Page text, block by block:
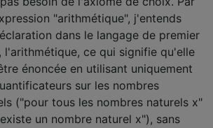
"arithmétique", j'entends
dans le langage de premier
l'arithmétique, ce qui signifie qu'elle
énoncée en utilisant uniquement
sur les nombres
("pour tous les nombres naturels x"
un nombre naturel x"), sans